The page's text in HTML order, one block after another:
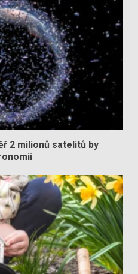
2 milionů satelitů by